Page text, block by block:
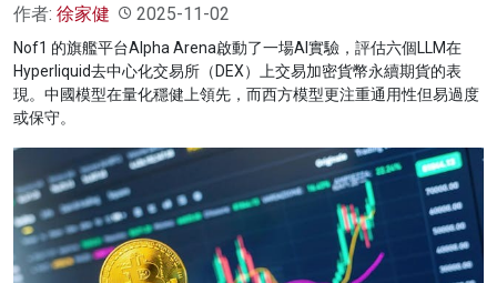
作者: 徐家健 2025-11-02
Nof1 的旗艦平台Alpha Arena啟動了一場AI實驗，評估六個LLM在
Hyperliquid去中心化交易所（DEX）上交易加密貨幣永續期貨的表
現。中國模型在量化穩健上領先，而西方模型更注重通用性但易過度
或保守。